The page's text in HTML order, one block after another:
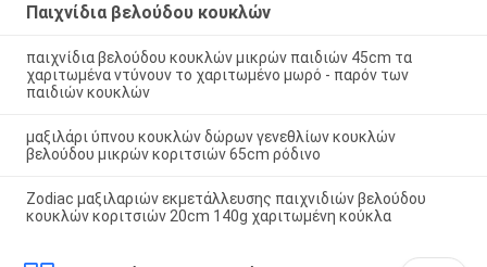
Παιχνίδια βελούδου κουκλών
παιχνίδια βελούδου κουκλών μικρών παιδιών 45cm τα
χαριτωμένα ντύνουν το χαριτωμένο μωρό - παρόν των
παιδιών κουκλών
μαξιλάρι ύπνου κουκλών δώρων γενεθλίων κουκλών
βελούδου μικρών κοριτσιών 65cm ρόδινο
Zodiac μαξιλαριών εκμετάλλευσης παιχνιδιών βελούδου
κουκλών κοριτσιών 20cm 140g χαριτωμένη κούκλα